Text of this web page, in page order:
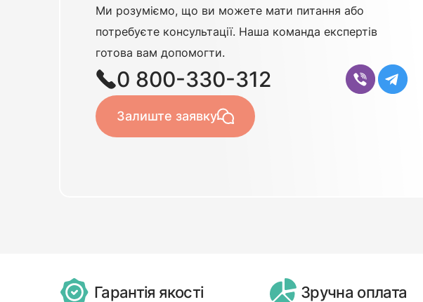
Ми розуміємо, що ви можете мати питання або
потребуєте консультації. Наша команда експертів
готова вам допомогти.
0 800-330-312
Залиште заявку
Гарантія якості Зручна оплата